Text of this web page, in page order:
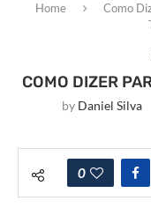
Home Como
COMO DIZER
by Daniel Silva
0